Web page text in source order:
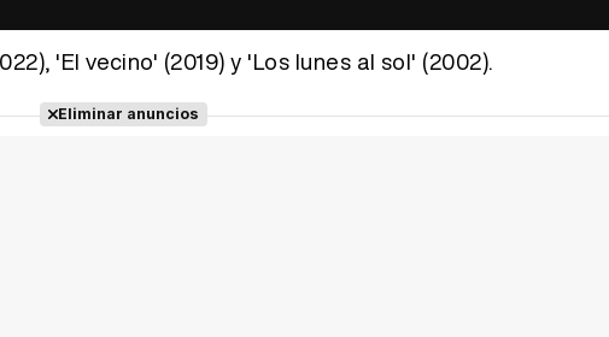
'El vecino' (2019) y 'Los lunes al sol' (2002).
Eliminar anuncios